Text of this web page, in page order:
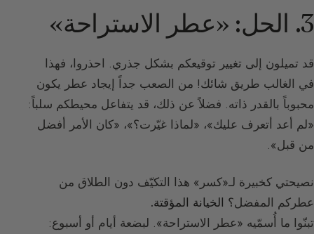
3. الحل: «عطر الاستراحة»
قد تميلون إلى تغيير توقيعكم بشكل جذري. احذروا، فهذا
في الغالب طريق شائك! من الصعب جداً إيجاد عطر يكون
محبوباً بالقدر ذاته. فضلاً عن ذلك، قد يتفاعل محيطكم سلباً:
«لم أعد أتعرف عليك»، «لماذا غيّرت؟»، «كان الأمر أفضل
من قبل».
نصيحتي كخبيرة لـ«كسر» هذا التكيّف دون الطلاق من
عطركم المفضل؟ الخيانة المؤقتة.
تبنّوا ما أُسمّيه «عطر الاستراحة». لبضعة أيام أو أسبوع: